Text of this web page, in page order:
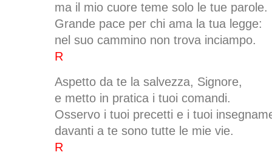
ma il mio cuore teme solo le tue parole.
Grande pace per chi ama la tua legge:
nel suo cammino non trova inciampo.
R
Aspetto da te la salvezza, Signore,
e metto in pratica i tuoi comandi.
Osservo i tuoi precetti e i tuoi
davanti a te sono tutte le mie vie.
R